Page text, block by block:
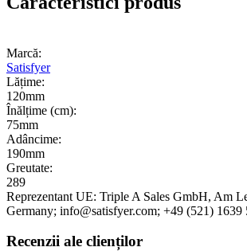
Marcă:
Satisfyer
Lățime:
120mm
Înălțime (cm):
75mm
Adâncime:
190mm
Greutate:
289
Reprezentant UE: Triple A Sales GmbH, Am
Germany; info@satisfyer.com; +49 (521) 1639
Recenzii ale clienților